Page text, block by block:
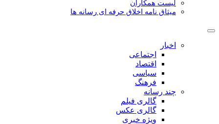
لیست همکاران
میثاق نامه اخلاق حرفه ای رسانه ها
اخبار
اجتماعی
اقتصاد
سیاسی
فرهنگ
چند رسانه
گالری فیلم
گالری عکس
ویژه خبری